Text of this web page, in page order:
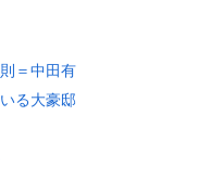
＝中田有
る大豪邸